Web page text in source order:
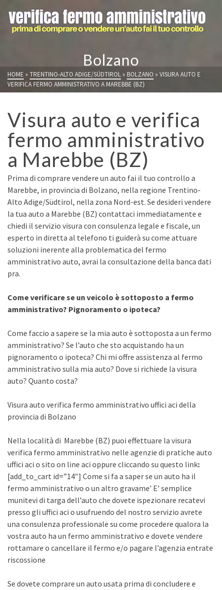
Bolzano
HOME » TRENTINO-ALTO ADIGE/SÜDTIROL » BOLZANO » VISURA AUTO E
VERIFICA FERMO AMMINISTRATIVO A MAREBBE (BZ)
Visura auto e verifica
fermo amministrativo
a Marebbe (BZ)
Prima di comprare vendere un auto fai il tuo controllo a
Marebbe, in provincia di Bolzano, nella regione Trentino-
Alto Adige/Südtirol, nella zona Nord-est. Se desideri vendere
la tua auto a Marebbe (BZ) contattaci immediatamente e
chiedi il servizio visura con consulenza legale e fiscale, un
esperto in diretta al telefono ti guiderà su come attuare
soluzioni inerente alla problematica del fermo
amministrativo auto, avrai la consultazione della banca dati
pra.
Come verificare se un veicolo è sottoposto a fermo
amministrativo? Pignoramento o ipoteca?
Come faccio a sapere se la mia auto è sottoposta a un fermo
amministrativo? Se l’auto che sto acquistando ha un
pignoramento o ipoteca? Chi mi offre assistenza al fermo
amministrativo sulla mia auto? Dove si richiede la visura
auto? Quanto costa?
Visura auto verifica fermo amministrativo uffici aci della
provincia di Bolzano
Nella località di Marebbe (BZ) puoi effettuare la visura
verifica fermo amministrativo nelle agenzie di pratiche auto
uffici aci o sito on line aci oppure cliccando su questo link:
[add_to_cart id=”14″] Come si fa a saper se un auto ha il
fermo amministrativo o un altro gravame’ E’ semplice
munitevi di targa dell’auto che dovete ispezionare recatevi
presso gli uffici aci o usufruendo del nostro servizio avrete
una consulenza professionale su come procedere qualora la
vostra auto ha un fermo amministrativo e dovete vendere
rottamare o cancellare il fermo e/o pagare l’agenzia entrate
riscossione
Se dovete comprare un auto usata prima di concludere e